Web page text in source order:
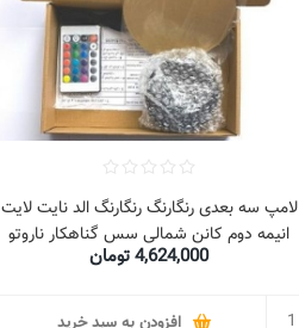
لامپ سه بعدی رنگارنگ رنگارنگ الد نایت لایت
انیمه دوم کانن شمالی سس گناهکار ناروتو
هدیه برای پسران دکور اتاق کودک چراغ
4,624,000 تومان
افزودن به سبد خرید